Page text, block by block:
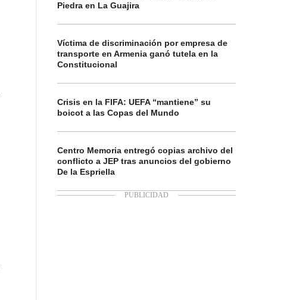
Piedra en La Guajira
Víctima de discriminación por empresa de
transporte en Armenia ganó tutela en la
Constitucional
Crisis en la FIFA: UEFA “mantiene” su
boicot a las Copas del Mundo
Centro Memoria entregó copias archivo del
conflicto a JEP tras anuncios del gobierno
De la Espriella